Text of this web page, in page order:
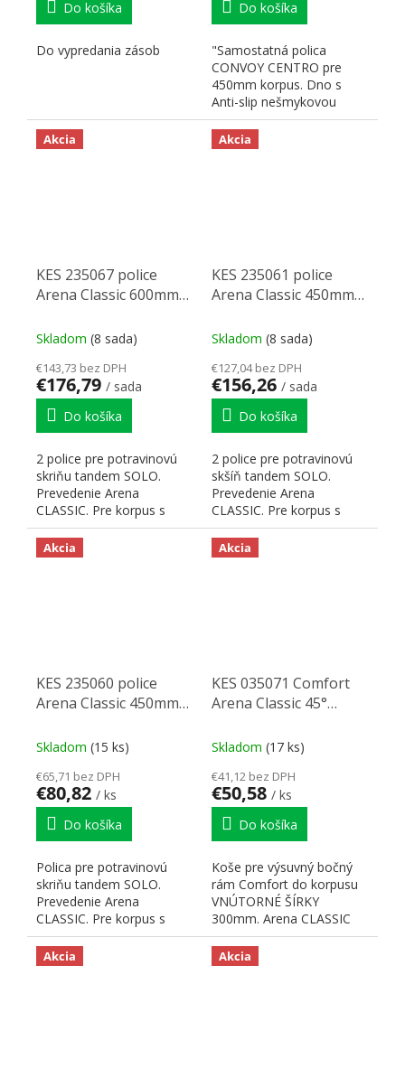
Do košíka
Do vypredania zásob
Do košíka
"Samostatná polica
CONVOY CENTRO pre
450mm korpus. Dno s
Anti-slip nešmykovou
úpravou. Balenie vrátane
sady...
Akcia
KES 235067 police
Arena Classic 600mm
Skladom (8 sada)
€143,73 bez DPH
€176,79 / sada
Do košíka
2 police pre potravinovú
skriňu tandem SOLO.
Prevedenie Arena
CLASSIC. Pre korpus s
vnútornou šírkou korpusu
600 mm....
Akcia
KES 235061 police
Arena Classic 450mm
Skladom (8 sada)
€127,04 bez DPH
€156,26 / sada
Do košíka
2 police pre potravinovú
skšíň tandem SOLO.
Prevedenie Arena
CLASSIC. Pre korpus s
vnútornou šírkou korpusu
450 mm....
Akcia
KES 235060 police
Arena Classic 450mm
Skladom (15 ks)
€65,71 bez DPH
€80,82 / ks
Do košíka
Polica pre potravinovú
skriňu tandem SOLO.
Prevedenie Arena
CLASSIC. Pre korpus s
vnútornou šírkou korpusu
450 mm....
Akcia
KES 035071 Comfort
Arena Classic 45°
Skladom (17 ks)
€41,12 bez DPH
€50,58 / ks
Do košíka
Koše pre výsuvný bočný
rám Comfort do korpusu
VNÚTORNÉ ŠÍRKY
300mm. Arena CLASSIC
chróm (drôtená ohrádka) s
Anti-slip...
Akcia Akcia